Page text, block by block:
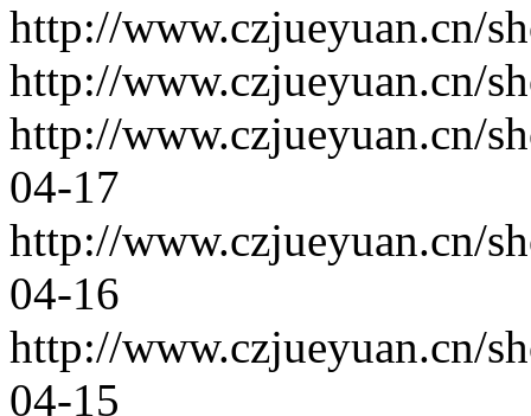
http://www.czjueyuan.cn/
http://www.czjueyuan.cn/
http://www.czjueyuan.cn/
04-17
http://www.czjueyuan.cn/
04-16
http://www.czjueyuan.cn/
04-15